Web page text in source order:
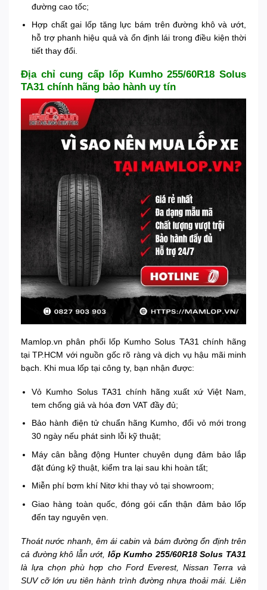
đường cao tốc;
Hợp chất gai lốp tăng lực bám trên đường khô và ướt,
hỗ trợ phanh hiệu quả và ổn định lái trong điều kiện thời
tiết thay đổi.
Địa chỉ cung cấp lốp Kumho 255/60R18 Solus
TA31 chính hãng bảo hành uy tín
Mamlop.vn phân phối lốp Kumho Solus TA31 chính hãng
tại TP.HCM với nguồn gốc rõ ràng và dịch vụ hậu mãi minh
bạch. Khi mua lốp tại công ty, bạn nhận được:
Vỏ Kumho Solus TA31 chính hãng xuất xứ Việt Nam,
tem chống giả và hóa đơn VAT đầy đủ;
Bảo hành điện tử chuẩn hãng Kumho, đổi vỏ mới trong
30 ngày nếu phát sinh lỗi kỹ thuật;
Máy cân bằng động Hunter chuyên dụng đảm bảo lắp
đặt đúng kỹ thuật, kiểm tra lại sau khi hoàn tất;
Miễn phí bơm khí Nitơ khi thay vỏ tại showroom;
Giao hàng toàn quốc, đóng gói cẩn thận đảm bảo lốp
đến tay nguyên vẹn.
Thoát nước nhanh, êm ái cabin và bám đường ổn định trên
cả đường khô lẫn ướt, lốp Kumho 255/60R18 Solus TA31
là lựa chọn phù hợp cho Ford Everest, Nissan Terra và
SUV cỡ lớn ưu tiên hành trình đường nhựa thoải mái. Liên